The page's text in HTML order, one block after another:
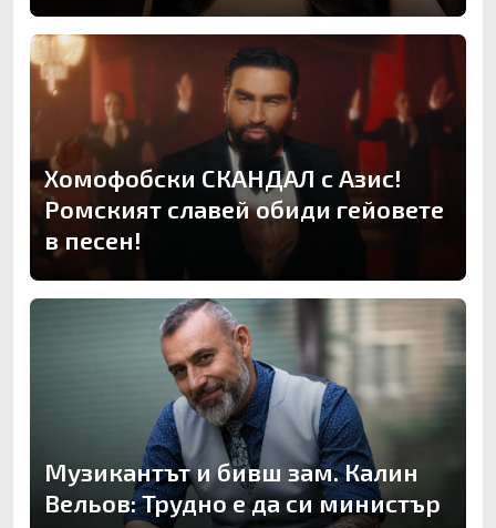
Хомофобски СКАНДАЛ с Азис!
Ромският славей обиди гейовете
в песен!
Музикантът и бивш зам. Калин
Вельов: Трудно е да си министър